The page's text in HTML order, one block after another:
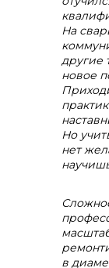
На
другие
новое
Но
нет
в